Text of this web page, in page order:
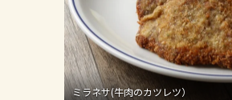
ミラネサ(牛肉のカツレツ）